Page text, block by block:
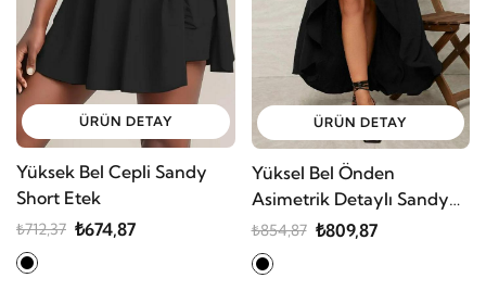
ÜRÜN DETAY
Yüksek Bel Cepli Sandy
Short Etek
₺712,37 ₺674,87
ÜRÜN DETAY
Yüksel Bel Önden
Asimetrik Detaylı Sandy
Etek
₺854,87 ₺809,87